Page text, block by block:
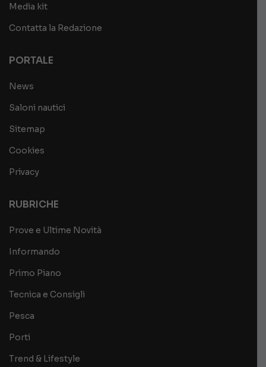
Media kit
Contatta la Redazione
PORTALE
News
Saloni nautici
Sitemap
Cookies
Privacy
RUBRICHE
Prove e Ultime Novità
Informando
Primo Piano
Tecnica e Consigli
Pesca
Porti
Trend & Lifestyle